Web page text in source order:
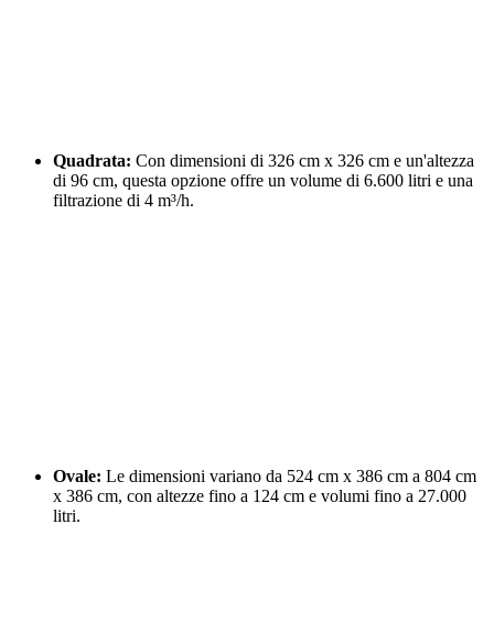
Quadrata: Con dimensioni di 326 cm x 326 cm e un'altezza
di 96 cm, questa opzione offre un volume di 6.600 litri e una
filtrazione di 4 m³/h.
Ovale: Le dimensioni variano da 524 cm x 386 cm a 804 cm
x 386 cm, con altezze fino a 124 cm e volumi fino a 27.000
litri.